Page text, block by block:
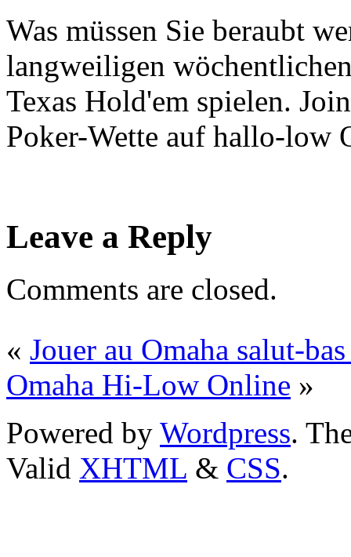
Was müssen Sie beraubt
langweiligen
Texas Hold'em spielen.
Poker-Wette auf hallo-low
Leave a Reply
Comments are closed.
« Jouer au Omaha salut-
Omaha Hi-Low Online »
Powered by Wordpress.
Valid XHTML & CSS.